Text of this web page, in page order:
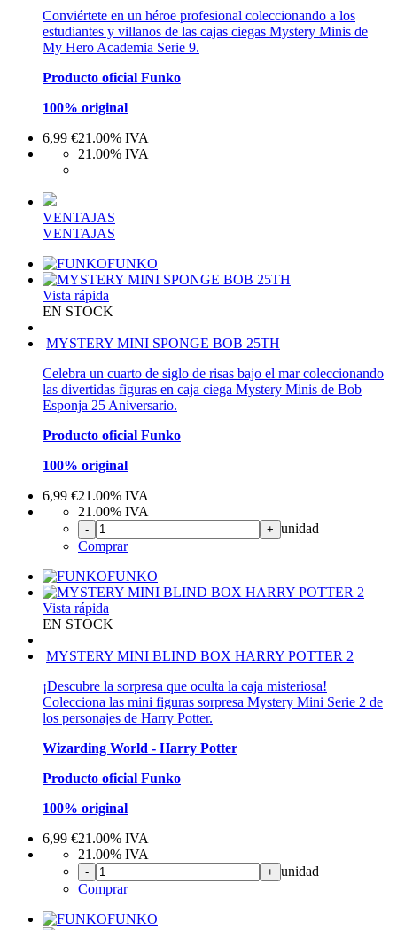
Conviértete en un héroe profesional coleccionando a los
estudiantes y villanos de las cajas ciegas Mystery Minis de
My Hero Academia Serie 9.
Producto oficial Funko
100% original
6,99 €21.00% IVA
21.00% IVA
VENTAJAS
VENTAJAS
FUNKO
Vista rápida
EN STOCK
MYSTERY MINI SPONGE BOB 25TH
Celebra un cuarto de siglo de risas bajo el mar coleccionando
las divertidas figuras en caja ciega Mystery Minis de Bob
Esponja 25 Aniversario.
Producto oficial Funko
100% original
6,99 €21.00% IVA
21.00% IVA
- + unidad
Comprar
FUNKO
Vista rápida
EN STOCK
MYSTERY MINI BLIND BOX HARRY POTTER 2
¡Descubre la sorpresa que oculta la caja misteriosa!
Colecciona las mini figuras sorpresa Mystery Mini Serie 2 de
los personajes de Harry Potter.
Wizarding World - Harry Potter
Producto oficial Funko
100% original
6,99 €21.00% IVA
21.00% IVA
- + unidad
Comprar
FUNKO